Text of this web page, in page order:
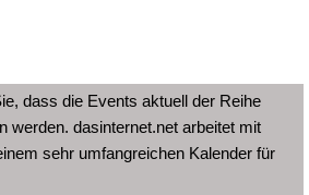
dass die Events aktuell der Reihe
werden. dasinternet.net arbeitet mit
sehr umfangreichen Kalender für